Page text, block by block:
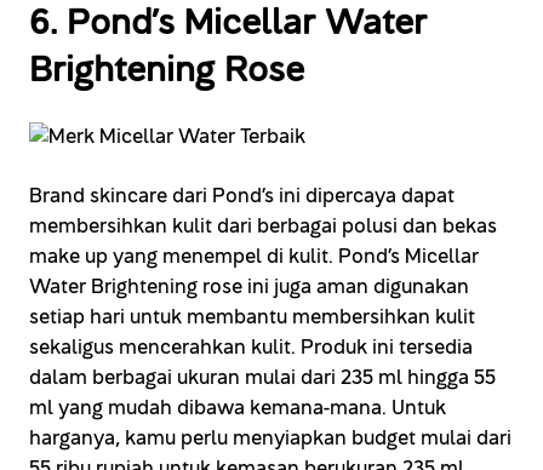
6. Pond’s Micellar Water
Brightening Rose
Brand skincare dari Pond’s ini dipercaya dapat
membersihkan kulit dari berbagai polusi dan bekas
make up yang menempel di kulit. Pond’s Micellar
Water Brightening rose ini juga aman digunakan
setiap hari untuk membantu membersihkan kulit
sekaligus mencerahkan kulit. Produk ini tersedia
dalam berbagai ukuran mulai dari 235 ml hingga 55
ml yang mudah dibawa kemana-mana. Untuk
harganya, kamu perlu menyiapkan budget mulai dari